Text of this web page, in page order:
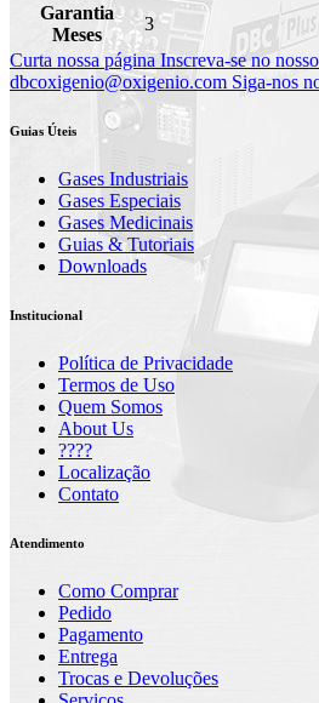
Garantia
Meses
3
Curta nossa página Inscreva-se no
dbcoxigenio@oxigenio.com Siga-nos
Guias Úteis
Gases Industriais
Gases Especiais
Gases Medicinais
Guias & Tutoriais
Downloads
Institucional
Política de Privacidade
Termos de Uso
Quem Somos
About Us
????
Localização
Contato
Atendimento
Como Comprar
Pedido
Pagamento
Entrega
Trocas e Devoluções